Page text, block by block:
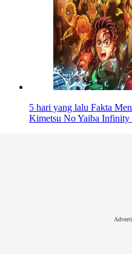
5 hari yang lalu Fakta
Kimetsu No Yaiba